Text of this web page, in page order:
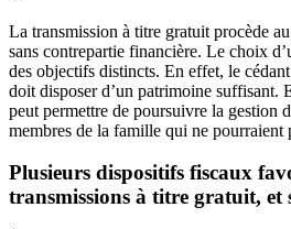
La transmission à titre gratuit procède
sans contrepartie financière. Le choix
des objectifs distincts. En effet, le
doit disposer d’un patrimoine suffisant.
peut permettre de poursuivre la gestion
membres de la famille qui ne pourraient
Plusieurs dispositifs fiscaux
transmissions à titre gratuit, et